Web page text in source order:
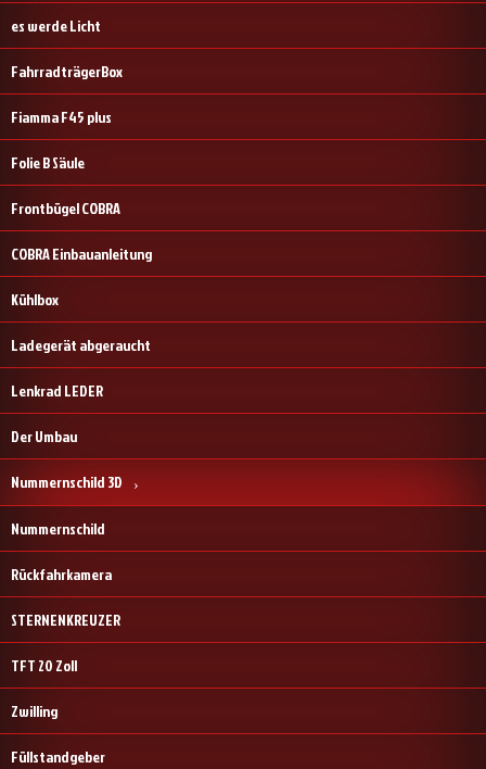
es werde Licht
FahrradträgerBox
Fiamma F45 plus
Folie B Säule
Frontbügel COBRA
COBRA Einbauanleitung
Kühlbox
Ladegerät abgeraucht
Lenkrad LEDER
Der Umbau
Nummernschild 3D
Nummernschild
Rückfahrkamera
STERNENKREUZER
TFT 20 Zoll
Zwilling
Füllstandgeber